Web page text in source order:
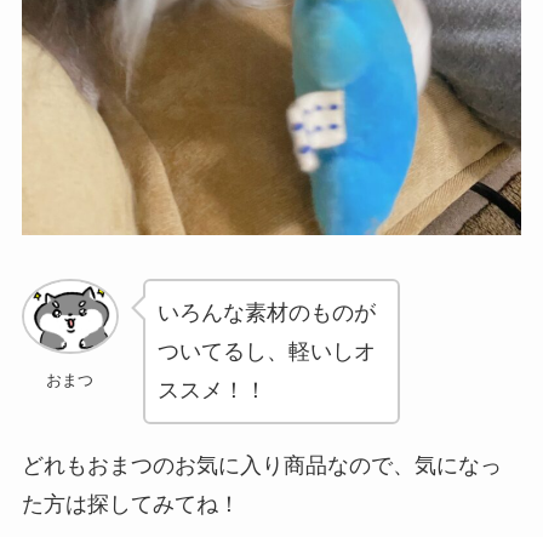
おまつ
いろんな素材のものが
ついてるし、軽いしオ
ススメ！！
どれもおまつのお気に入り商品なので、気になっ
た方は探してみてね！